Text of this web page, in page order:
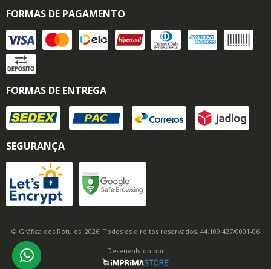
FORMAS DE PAGAMENTO
FORMAS DE ENTREGA
SEGURANÇA
© Gráfica dos Rótulos. 2026. Todos os direitos reservados. 44.109.427/0001-06
Desenvolvido por